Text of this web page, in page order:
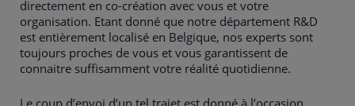
directement en co-création avec vous et votre
organisation. Etant donné que notre département R&D
est entièrement localisé en Belgique, nos experts sont
toujours proches de vous et vous garantissent de
connaitre suffisamment votre réalité quotidienne.
Le coup d’envoi d’un tel trajet est donné à l’occasion